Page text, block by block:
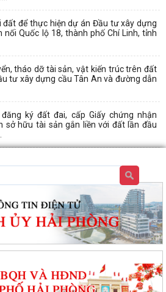
đất để thực hiện dự án Đầu tư xây dựng
Quốc lộ 18, thành phố Chí Linh, tỉnh
tháo dỡ tài sản, vật kiến trúc trên đất
tư xây dựng cầu Tân An và đường dẫn
ký đất đai, cấp Giấy chứng nhận
sở hữu tài sản gắn liền với đất lần đầu